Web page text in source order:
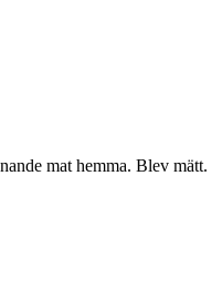
mat hemma. Blev mätt.